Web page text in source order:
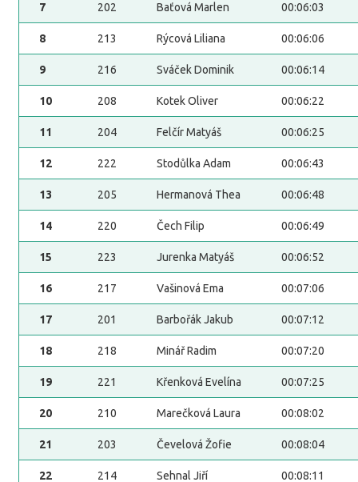
7 202 Baťová Marlen 00:06:03
8 213 Rýcová Liliana 00:06:06
9 216 Sváček Dominik 00:06:14
10 208 Kotek Oliver 00:06:22
11 204 Felčír Matyáš 00:06:25
12 222 Stodůlka Adam 00:06:43
13 205 Hermanová Thea 00:06:48
14 220 Čech Filip 00:06:49
15 223 Jurenka Matyáš 00:06:52
16 217 Vašinová Ema 00:07:06
17 201 Barbořák Jakub 00:07:12
18 218 Minář Radim 00:07:20
19 221 Křenková Evelína 00:07:25
20 210 Marečková Laura 00:08:02
21 203 Čevelová Žofie 00:08:04
22 214 Sehnal Jiří 00:08:11